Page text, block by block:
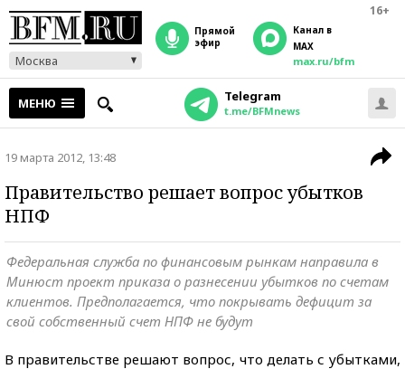
16+
Москва
прямой
эфир
Канал в
MAX
max.ru/bfm
МЕНЮ Telegram
t.me/BFMnews
19 марта 2012, 13:48
Правительство решает вопрос убытков
НПФ
Федеральная служба по финансовым рынкам направила в
Минюст проект приказа о разнесении убытков по счетам
клиентов. Предполагается, что покрывать дефицит за
свой собственный счет НПФ не будут
В правительстве решают вопрос, что делать с убытками,